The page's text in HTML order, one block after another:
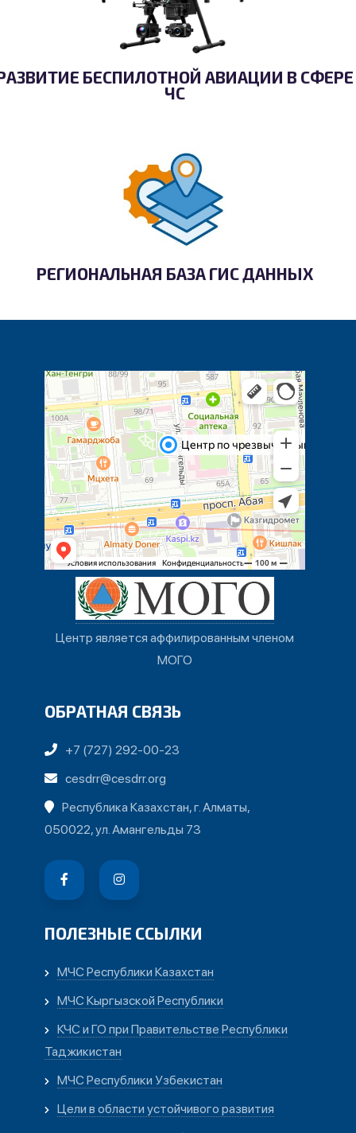
БЕСПИЛОТНОЙ АВИАЦИИ В СФЕРЕ
ЧС
РЕГИОНАЛЬНАЯ БАЗА ГИС ДАННЫХ
Центр является аффилированным членом
МОГО
ОБРАТНАЯ СВЯЗЬ
+7 (727) 292-00-23
cesdrr@cesdrr.org
Республика Казахстан, г. Алматы,
050022, ул. Амангельды 73
ПОЛЕЗНЫЕ ССЫЛКИ
МЧС Республики Казахстан
МЧС Кыргызской Республики
КЧС и ГО при Правительстве Республики
Таджикистан
МЧС Республики Узбекистан
Цели в области устойчивого развития